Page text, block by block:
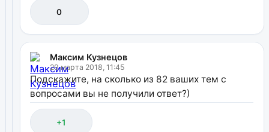
0
Максим Кузнецов
29 марта 2018, 11:45
Подскажите, на сколько из 82 ваших тем с
вопросами вы не получили ответ?)
+1